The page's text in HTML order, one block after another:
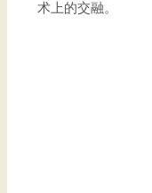
术上的交融。